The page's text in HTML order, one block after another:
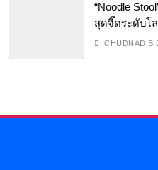
“Noodle
สุดจี๊ดระดับโ
CHUDNADIS